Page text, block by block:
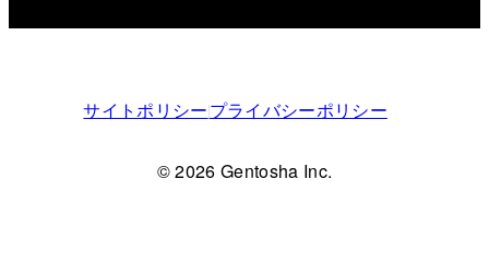
サイトポリシープライバシーポリシー
© 2026 Gentosha Inc.